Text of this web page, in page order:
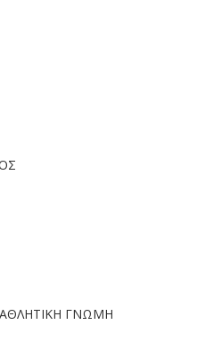
ΓΝΩΜΗ